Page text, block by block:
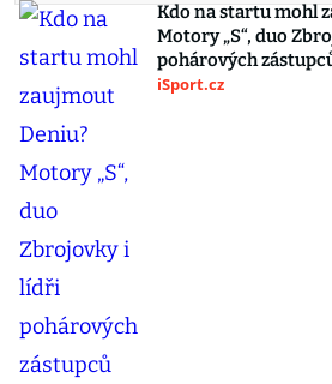
Kdo na startu mohl
Motory „S“, duo
pohárových
iSport.cz